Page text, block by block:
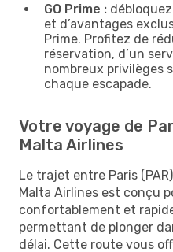
GO Prime :
et d’avantages
Prime. Profitez de
réservation, d’un
nombreux privilèges
chaque escapade.
Votre voyage de
Malta Airlines
Le trajet entre Paris
Malta Airlines est conçu
confortablement et
permettant de plonger
délai. Cette route vous